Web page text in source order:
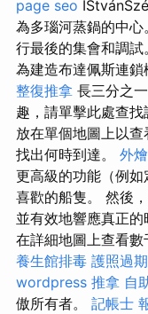
page seo
為多瑙河蒸鍋的中心
行最後的集會和調試
為建造布達佩斯連鎖
整復推拿 長三分之
趣，請單擊此處查找
放在單個地圖上以查
找出何時到達。 外
更高級的功能（例如
喜歡的船隻。 然後
並有效地響應真正
在詳細地圖上查看
養生館排毒 護照過期
wordpress 推拿 自
傲所有者。 記帳士